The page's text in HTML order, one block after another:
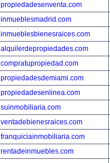
propiedadesenventa.com
inmueblesmadrid.com
inmueblesbienesraices.com
alquilerdepropiedades.com
compratupropiedad.com
propiedadesdemiami.com
propiedadesenlinea.com
suinmobiliaria.com
ventadebienesraices.com
franquiciainmobiliaria.com
rentadeinmuebles.com